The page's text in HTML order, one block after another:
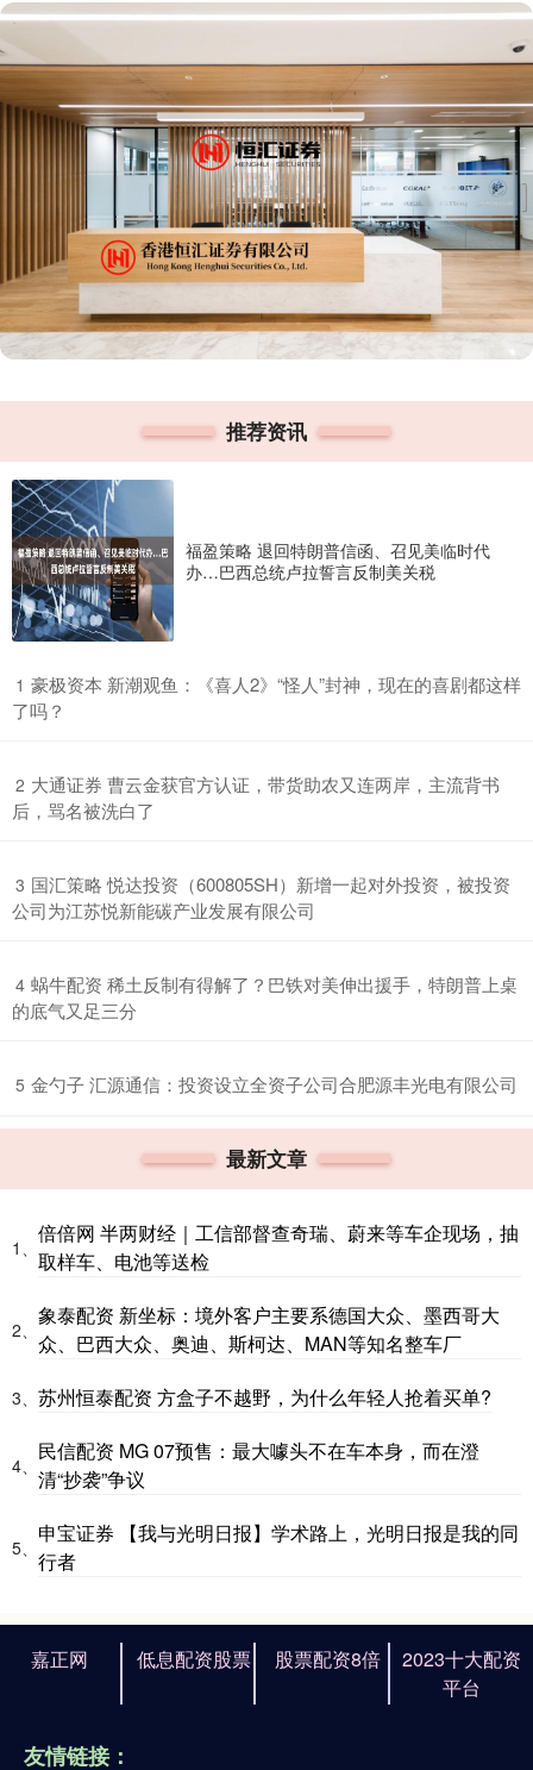
推荐资讯
福盈策略 退回特朗普信函、召见美临时代
办…巴西总统卢拉誓言反制美关税
1 ​豪极资本 新潮观鱼：《喜人2》“怪人”封神，现在的喜剧都这样
了吗？
2 ​大通证券 曹云金获官方认证，带货助农又连两岸，主流背书
后，骂名被洗白了
3 ​国汇策略 悦达投资（600805SH）新增一起对外投资，被投资
公司为江苏悦新能碳产业发展有限公司
4 ​蜗牛配资 稀土反制有得解了？巴铁对美伸出援手，特朗普上桌
的底气又足三分
5 ​金勺子 汇源通信：投资设立全资子公司合肥源丰光电有限公司
最新文章
1、
倍倍网 半两财经｜工信部督查奇瑞、蔚来等车企现场，抽
取样车、电池等送检
2、
象泰配资 新坐标：境外客户主要系德国大众、墨西哥大
众、巴西大众、奥迪、斯柯达、MAN等知名整车厂
3、 苏州恒泰配资 方盒子不越野，为什么年轻人抢着买单?
4、
民信配资 MG 07预售：最大噱头不在车本身，而在澄
清“抄袭”争议
5、
申宝证券 【我与光明日报】学术路上，光明日报是我的同
行者
嘉正网 低息配资股票 股票配资8倍
2023十大配资
平台
友情链接：